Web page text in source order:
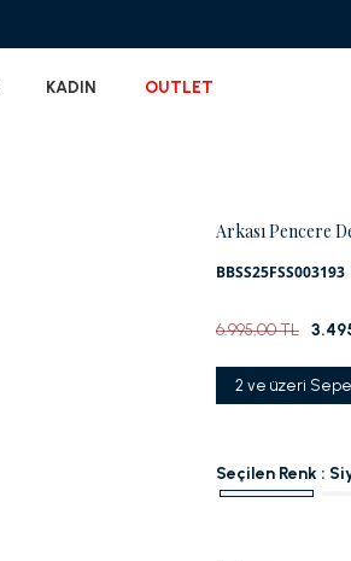
KADIN OUTLET
Arkası Pencere
BBSS25FSS003193
6.995,00 TL
2 ve üzeri
Seçilen Renk :